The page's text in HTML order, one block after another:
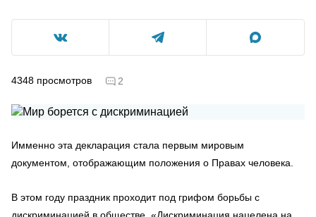
4348 просмотров 2
Имменно эта декларация стала первым мировым
документом, отображающим положения о Правах человека.
В этом году праздник проходит под грифом борьбы с
дискриминацией в обществе. «Дискриминация нацелена на